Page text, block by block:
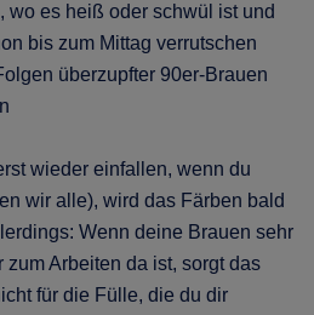
wo es heiß oder schwül ist und
bis zum Mittag verrutschen
überzupfter 90er-Brauen
wieder einfallen, wenn du
wir alle), wird das Färben bald
Wenn deine Brauen sehr
zum Arbeiten da ist, sorgt das
für die Fülle, die du dir